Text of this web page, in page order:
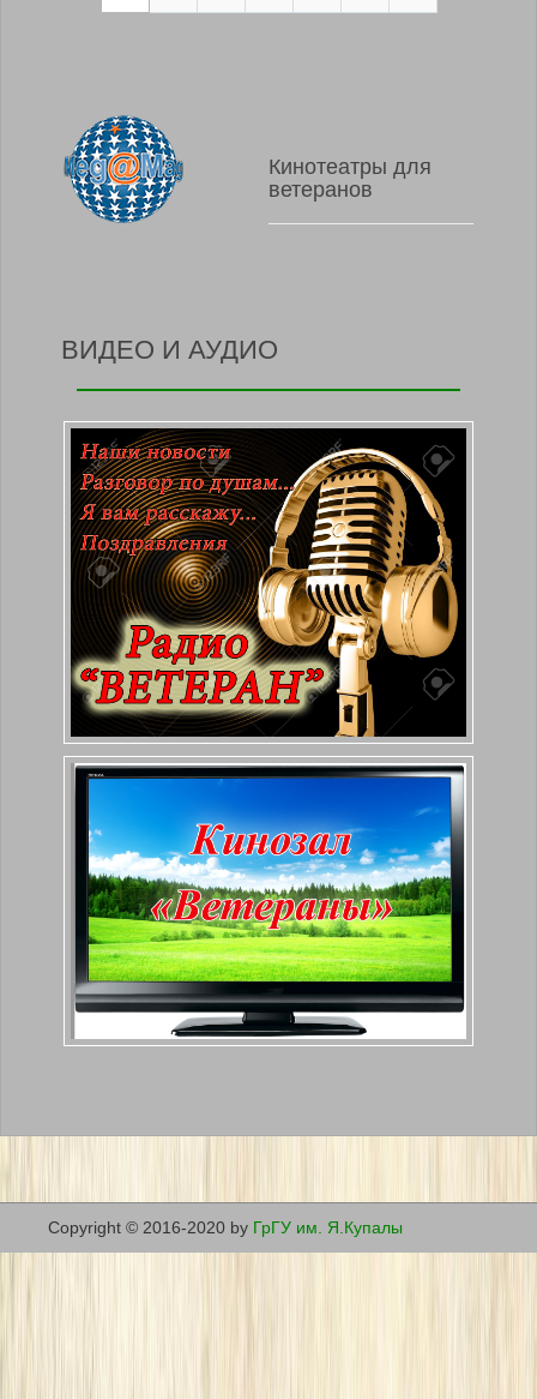
Кинотеатры для
ветеранов
ВИДЕО И АУДИО
Copyright © 2016-2020 by ГрГУ им. Я.Купалы